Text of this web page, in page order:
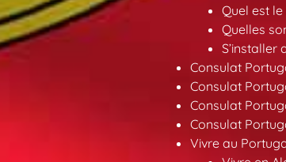
Quel est
Quelles
Consulat
Consulat
Consulat
Consulat
Vivre au